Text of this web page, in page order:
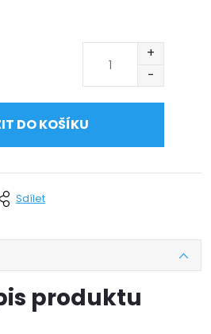
DO KOŠÍKU
Sdílet
produktu